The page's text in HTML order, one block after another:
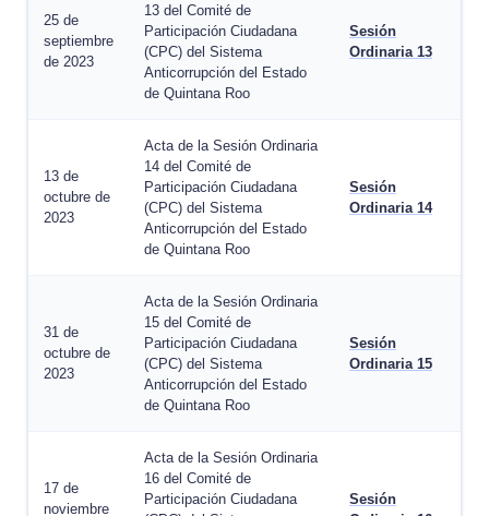
25 de
septiembre
de 2023
13 del Comité de
Participación Ciudadana
(CPC) del Sistema
Anticorrupción del Estado
de Quintana Roo
Sesión
Ordinaria 13
13 de
octubre de
2023
Acta de la Sesión Ordinaria
14 del Comité de
Participación Ciudadana
(CPC) del Sistema
Anticorrupción del Estado
de Quintana Roo
Sesión
Ordinaria 14
31 de
octubre de
2023
Acta de la Sesión Ordinaria
15 del Comité de
Participación Ciudadana
(CPC) del Sistema
Anticorrupción del Estado
de Quintana Roo
Sesión
Ordinaria 15
17 de
noviembre
Acta de la Sesión Ordinaria
16 del Comité de
Participación Ciudadana
Sesión